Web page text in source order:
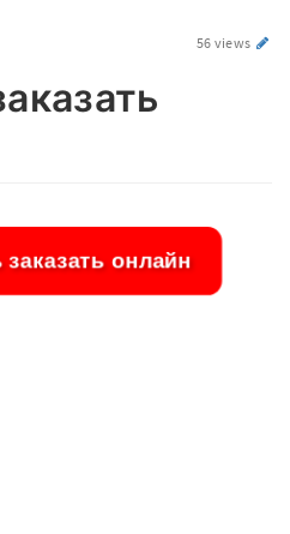
56 views
заказать онлайн